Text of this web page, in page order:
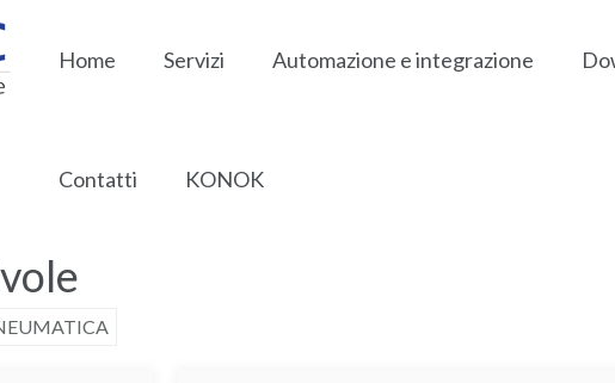
Home Servizi Automazione e integrazione
Contatti KONOK
e valvole